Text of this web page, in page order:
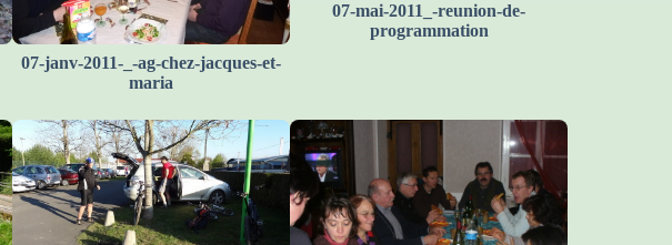
07-janv-2011-_-ag-chez-jacques-et-
maria
07-mai-2011_-reunion-de-
programmation